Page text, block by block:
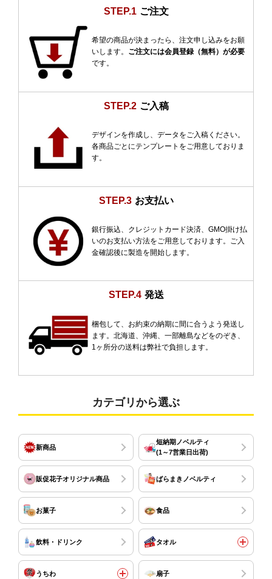
STEP.1 ご注文
希望の商品が決まったら、注文申し込みをお願
いします。 ご注文には会員登録（無料）が必要
です。
STEP.2 ご入稿
デザインを作成し、データをご入稿ください。
各商品ごとにテンプレートをご用意しておりま
す。
STEP.3 お支払い
銀行振込、クレジットカード決済、GMO掛け払
いのお支払い方法をご用意しております。ご入
金確認後に製造を開始します。
STEP.4 発送
梱包して、お約束の納期に間に合うよう発送し
ます。北海道、沖縄、一部離島などをのぞき、
1ヶ所分の送料は弊社で負担します。
カテゴリから選ぶ
新商品
短納期ノベルティ
(1～7営業日出荷)
販促花子オリジナル商品 ばらまきノベルティ
お菓子 食品
飲料・ドリンク タオル
うちわ 扇子